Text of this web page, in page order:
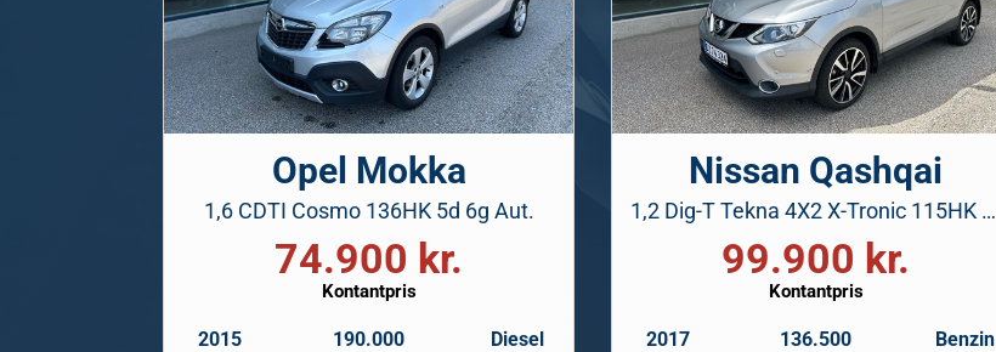
Opel Mokka
1,6 CDTI Cosmo 136HK 5d 6g Aut.
74.900 kr.
Kontantpris
2015 190.000 Diesel
Nissan Qashqai
1,2 Dig-T Tekna 4X2 X-Tronic 115HK 5d 6g Aut.
99.900 kr.
Kontantpris
2017 136.500 Benzin